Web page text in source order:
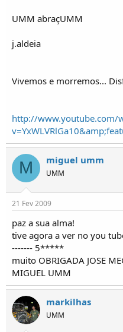
UMM abraçUMM
j.aldeia
Vivemos e morremos...
http://www.youtube.com/
M miguel umm
UMM
21 Fev 2009
paz a sua alma!
tive agora a ver no you
------- 5*****
muito OBRIGADA JOSE
MIGUEL UMM
markilhas
UMM